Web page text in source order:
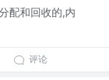
配和回收的,内
评论